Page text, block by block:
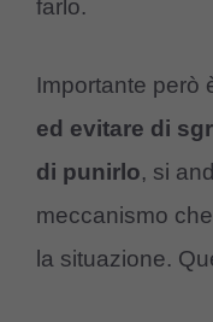
farlo.
Importante però
ed evitare di
di punirlo, si
meccanismo
la situazione.